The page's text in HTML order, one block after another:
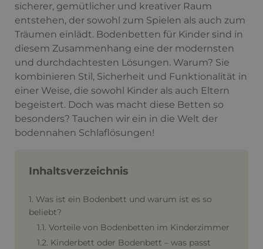
sicherer, gemütlicher und kreativer Raum
entstehen, der sowohl zum Spielen als auch zum
Träumen einlädt. Bodenbetten für Kinder sind in
diesem Zusammenhang eine der modernsten
und durchdachtesten Lösungen. Warum? Sie
kombinieren Stil, Sicherheit und Funktionalität in
einer Weise, die sowohl Kinder als auch Eltern
begeistert. Doch was macht diese Betten so
besonders? Tauchen wir ein in die Welt der
bodennahen Schlaflösungen!
Inhaltsverzeichnis
1. Was ist ein Bodenbett und warum ist es so
beliebt?
1.1. Vorteile von Bodenbetten im Kinderzimmer
1.2. Kinderbett oder Bodenbett – was passt